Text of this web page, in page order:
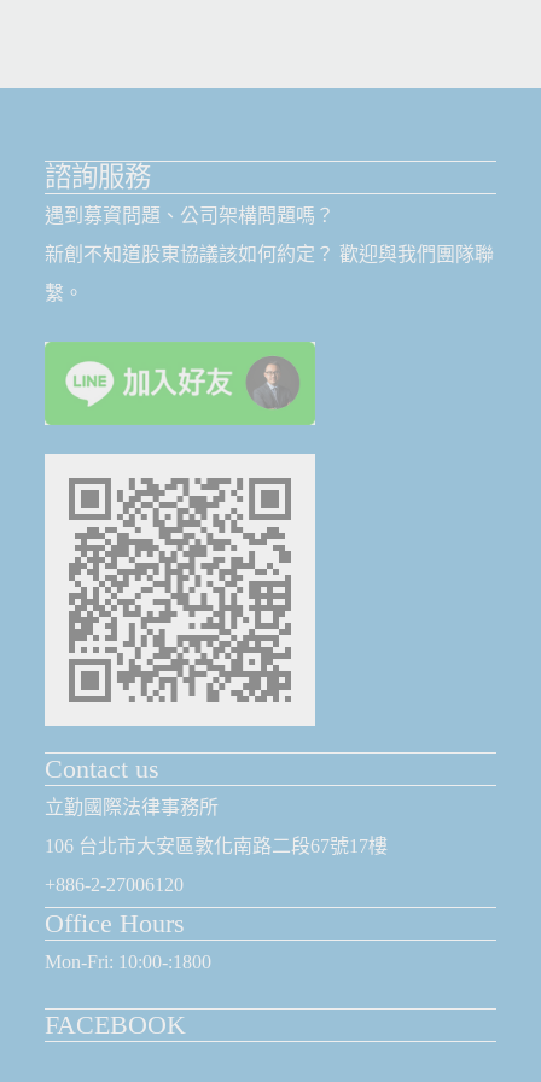
諮詢服務
遇到募資問題、公司架構問題嗎？
新創不知道股東協議該如何約定？ 歡迎與我們團隊聯
繫。
Contact us
立勤國際法律事務所
106 台北市大安區敦化南路二段67號17樓
+886-2-27006120
Office Hours
Mon-Fri: 10:00-:1800
FACEBOOK